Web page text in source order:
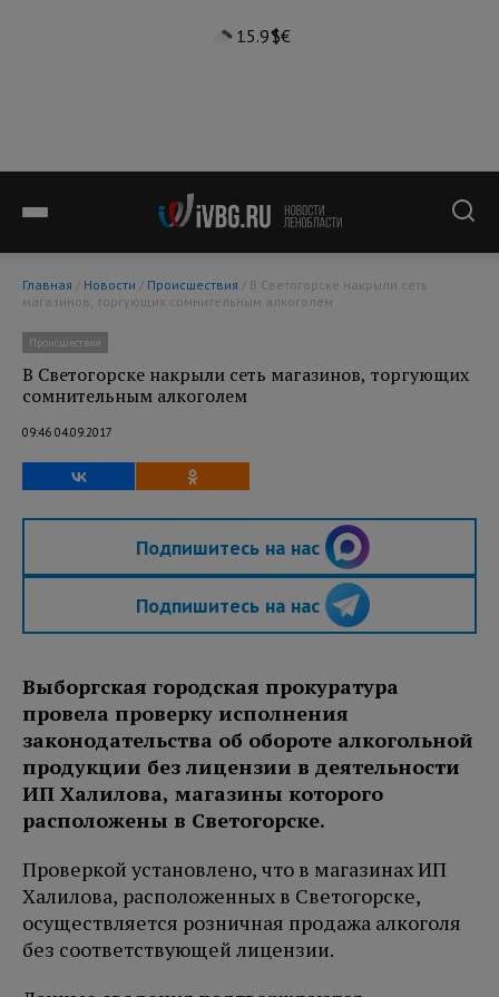
15.9°$€
Главная / Новости / Происшествия
магазинов, торгующих сомнительным алкоголем
Происшествия
В Светогорске накрыли сеть магазинов, торгующих
сомнительным алкоголем
09:46 04.09.2017
Подпишитесь на нас
Подпишитесь на нас
Выборгская городская прокуратура
провела проверку исполнения
законодательства об обороте алкогольной
продукции без лицензии в деятельности
ИП Халилова, магазины которого
расположены в Светогорске.
Проверкой установлено, что в магазинах ИП
Халилова, расположенных в Светогорске,
осуществляется розничная продажа алкоголя
без соответствующей лицензии.